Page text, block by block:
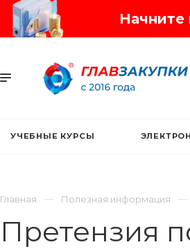
Начните
УЧЕБНЫЕ КУРСЫ
Главная Полезная информация
Претензия